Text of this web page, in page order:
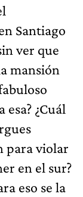
Santiago
ver que
mansión
¿Cuál
para violar
en el sur?
eso se la